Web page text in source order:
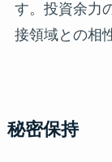
す。投資余力
接領域との相
秘密保持